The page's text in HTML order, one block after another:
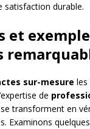
satisfaction durable.
et
sur-mesure les
de
transforment en
Examinons